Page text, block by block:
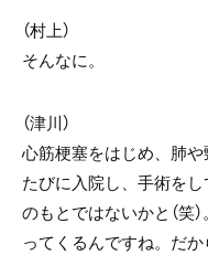
（村上）
そんなに。
（津川）
心筋梗塞をはじめ、肺
たびに入院し、手術を
のもとではないかと（笑
ってくるんですね。だ